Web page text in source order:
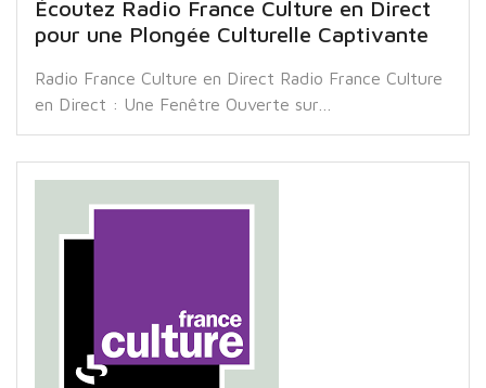
Écoutez Radio France Culture en Direct
pour une Plongée Culturelle Captivante
Radio France Culture en Direct Radio France Culture
en Direct : Une Fenêtre Ouverte sur…